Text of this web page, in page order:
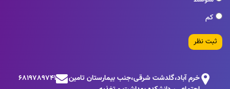
کم
ثبت نظر
خرم آباد،گلدشت شرقی،جنب بيمارستان تامين
6819789741